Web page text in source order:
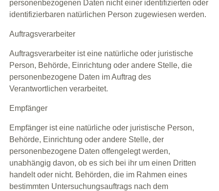
personenbezogenen Daten nicht einer identifizierten oder
identifizierbaren natürlichen Person zugewiesen werden.
Auftragsverarbeiter
Auftragsverarbeiter ist eine natürliche oder juristische
Person, Behörde, Einrichtung oder andere Stelle, die
personenbezogene Daten im Auftrag des
Verantwortlichen verarbeitet.
Empfänger
Empfänger ist eine natürliche oder juristische Person,
Behörde, Einrichtung oder andere Stelle, der
personenbezogene Daten offengelegt werden,
unabhängig davon, ob es sich bei ihr um einen Dritten
handelt oder nicht. Behörden, die im Rahmen eines
bestimmten Untersuchungsauftrags nach dem